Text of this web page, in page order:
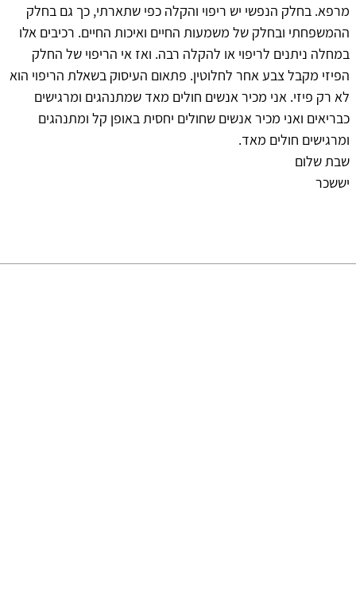
מרפא. בחלק הנפשי יש ריפוי והקלה כפי שתארתי, כך גם בחלק
ההמשפחתי ובחלק של משמעות החיים ואיכות החיים. רכיבים אלו
במחלה ניתנים לריפוי או להקלה רבה. ואז אי הריפוי של החלק
הפיזי מקבל צבע אחר לחלוטין. פתאום העיסוק בשאלת הריפוי הוא
לא רק פיזי. אני מכיר אנשים חולים מאד שמתנהגים ומרגישים
כבריאים ואני מכיר אנשים שחולים יחסית באופן קל ומתנהגים
ומרגישים חולים מאד.
שבת שלום
יששכר